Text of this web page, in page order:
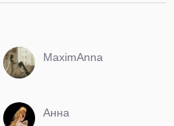
MaximAnna
Анна